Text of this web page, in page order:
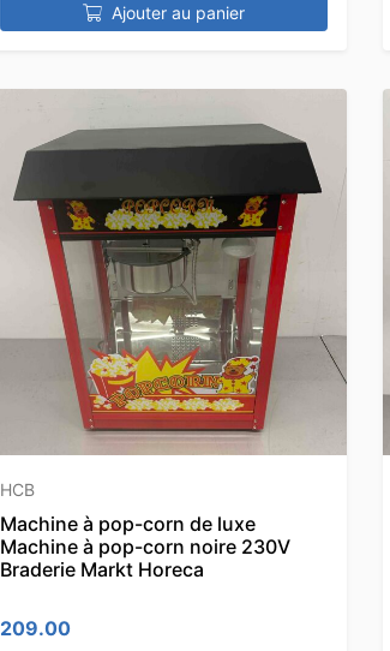
Ajouter au panier
HCB
Machine à pop-corn de luxe
Machine à pop-corn noire 230V
Braderie Markt Horeca
209.00